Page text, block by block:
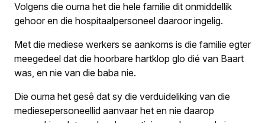
Volgens die ouma het die hele familie dit onmiddellik
gehoor en die hospitaalpersoneel daaroor ingelig.
Met die mediese werkers se aankoms is die familie egter
meegedeel dat die hoorbare hartklop glo dié van Baart
was, en nie van die baba nie.
Die ouma het gesê dat sy die verduideliking van die
mediesepersoneellid aanvaar het en nie daarop